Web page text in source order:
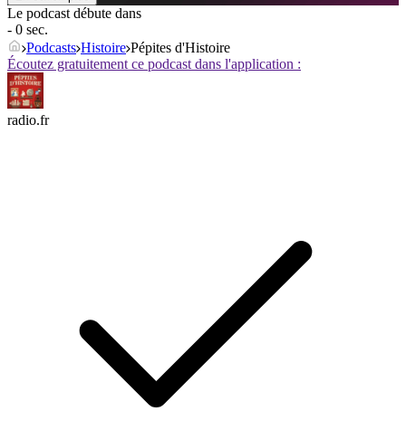
Le podcast débute dans
- 0 sec.
Podcasts Histoire Pépites d'Histoire
Écoutez gratuitement ce podcast dans l'application :
radio.fr